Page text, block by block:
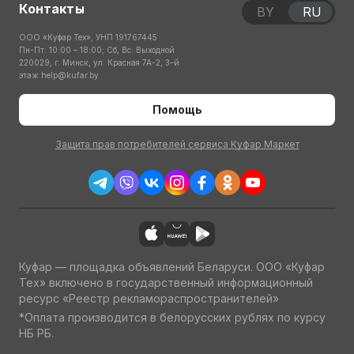
Контакты
ООО «Куфар Тех», УНП 191767445
Пн-Пт: 10:00 – 18:00; Сб, Вс: Выходной
220029, г. Минск, ул. Красная 7А-2, 3-й
этаж help@kufar.by
Помощь
Защита прав потребителей сервиса Куфар Маркет
BY RU
Куфар — площадка объявлений Беларуси. ООО «Куфар
Тех» включено в государственный информационный
ресурс «Реестр рекламораспространителей»
*Оплата производится в белорусских рублях по курсу
НБ РБ.